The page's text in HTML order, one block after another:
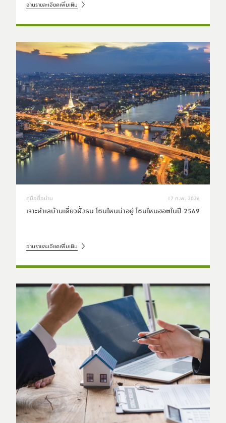
อ่านรายละเอียดเพิ่มเติม
คู่มือซื้อบ้าน 17 ก.พ. 2026
เจาะทำเลบ้านเดี่ยวฝั่งธน โซนไหนน่าอยู่ โซนไหนฮอตในปี 2569
อ่านรายละเอียดเพิ่มเติม